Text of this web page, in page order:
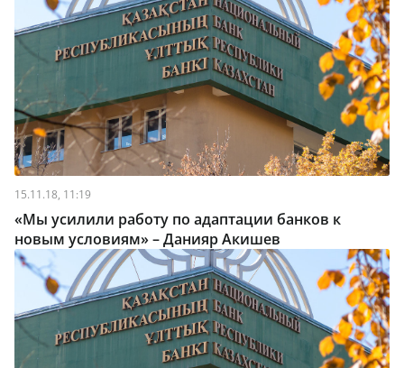
15.11.18, 11:19
«Мы усилили работу по адаптации банков к
новым условиям» – Данияр Акишев